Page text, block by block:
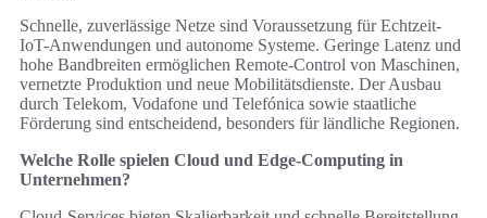
Schnelle, zuverlässige Netze sind Voraussetzung für Echtzeit-
IoT-Anwendungen und autonome Systeme. Geringe Latenz und
hohe Bandbreiten ermöglichen Remote-Control von Maschinen,
vernetzte Produktion und neue Mobilitätsdienste. Der Ausbau
durch Telekom, Vodafone und Telefónica sowie staatliche
Förderung sind entscheidend, besonders für ländliche Regionen.
Welche Rolle spielen Cloud und Edge-Computing in
Unternehmen?